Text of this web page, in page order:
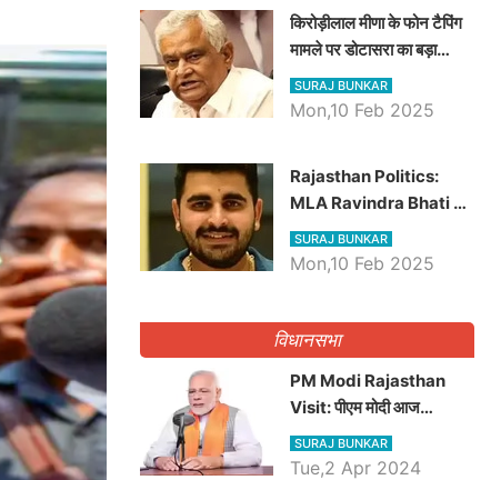
किरोड़ीलाल मीणा के फोन टैपिंग
मामले पर डोटासरा का बड़ा
आरोप, वीडियो में देखें AZ बड़ी
खबरें
SURAJ BUNKAR
Mon,10 Feb 2025
Rajasthan Politics:
MLA Ravindra Bhati ने
प्रदेश की शिक्षा व्यवस्था पर
उठाए सवाल, Madan
SURAJ BUNKAR
Mon,10 Feb 2025
विधानसभा
PM Modi Rajasthan
Visit: पीएम मोदी आज
राजस्थान में कोटपूतली में करेंगे
विशाल रैली, एक सभा से 8 सीटों
SURAJ BUNKAR
Tue,2 Apr 2024